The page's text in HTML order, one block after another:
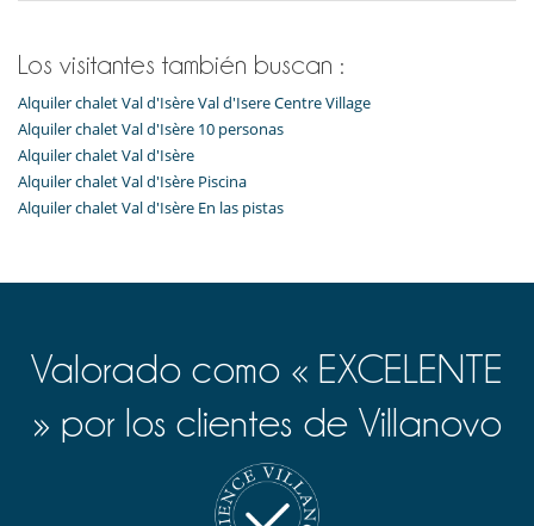
Los visitantes también buscan :
Alquiler chalet Val d'Isère Val d'Isere Centre Village
Alquiler chalet Val d'Isère 10 personas
Alquiler chalet Val d'Isère
Alquiler chalet Val d'Isère Piscina
Alquiler chalet Val d'Isère En las pistas
Valorado como « EXCELENTE
» por los clientes de Villanovo